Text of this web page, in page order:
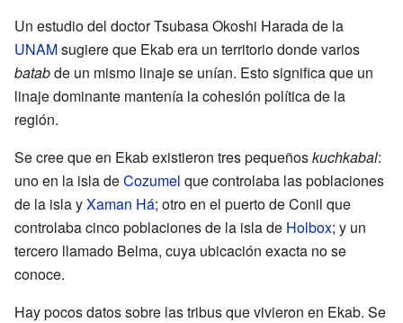
Un estudio del doctor Tsubasa Okoshi Harada de la
UNAMsugiere que Ekab era un territorio donde varios
batabde un mismo linaje se unían. Esto significa que un
linaje dominante mantenía la cohesión política de la
región.
Se cree que en Ekab existieron tres pequeñoskuchkabal:
uno en la isla deCozumel que controlaba las poblaciones
de la isla yXaman Há; otro en el puerto de Conil que
controlaba cinco poblaciones de la isla de Holbox; y un
tercero llamado Belma, cuya ubicación exacta no se
conoce.
Hay pocos datos sobre las tribus que vivieron en Ekab. Se